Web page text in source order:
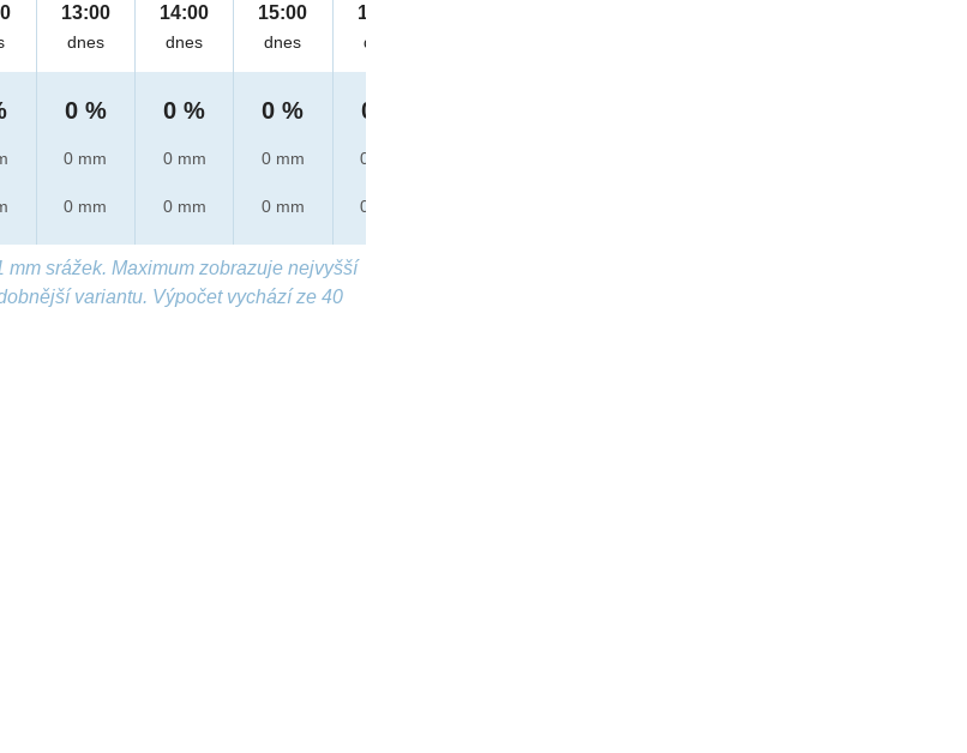
13:00
dnes
0 %
0 mm
0 mm
14:00
dnes
0 %
0 mm
0 mm
15:00
dnes
0 %
0 mm
0 mm
16:00
dnes
0 %
0 mm
0 mm
srážek. Maximum zobrazuje nejvyšší
variantu. Výpočet vychází ze 40